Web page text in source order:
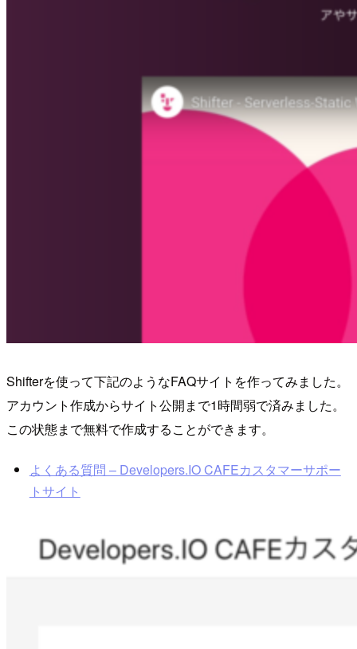
Shifterを使って下記のようなFAQサイトを作ってみました。
アカウント作成からサイト公開まで1時間弱で済みました。
この状態まで無料で作成することができます。
よくある質問 – Developers.IO CAFEカスタマーサポー
トサイト